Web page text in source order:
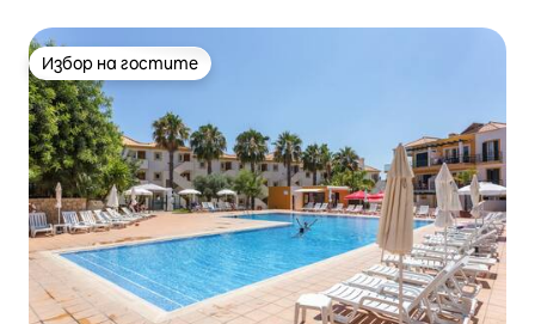
Избор на гостите
Избор на гостите